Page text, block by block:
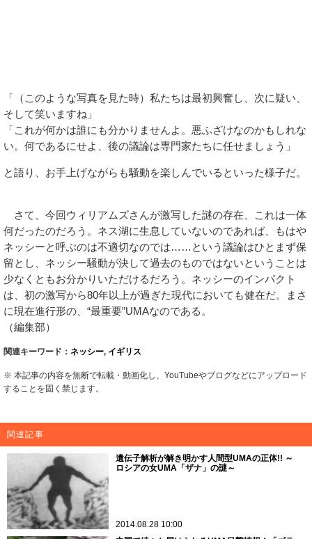
「（このような写真を見た時）私たちは最初興奮し、次に疑い、
そして笑いますね」
「これが何かは誰にも分かりませんよ。悪ふざけなのかもしれな
い。何であるにせよ、後の議論は専門家たちに任せましょう」
と語り、お手上げながらも騒動を楽しんでいるといった様子だ。
さて、今回ウィリアムズさんが激写した謎の存在、これは一体
何だったのだろう。ネス湖に生息していないのであれば、もはや
ネッシーと呼ぶのは不適切なのでは……という議論はひとまず保
留とし、ネッシー騒動が決して過去のものではないということは
少なくともお分かりいただけるだろう。ネッシーのインパクト
は、初の激写から80年以上が過ぎた現代においても健在だ。まさ
に現在進行形の、“最重要”UMAなのである。
（編集部）
関連キーワード： ネッシー, イギリス
※ 本記事の内容を無断で転載・動画化し、YouTubeやブログなどにアップロード
することを固く禁じます。
関連記事
遺伝子解析が解き明かす人間型UMAの正体!! ～
ロシアの女UMA「ザナ」の謎～
2014.08.28 10:00